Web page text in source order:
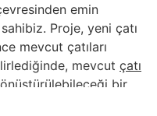
emin
Proje, yeni çatı
mevcut çatıları
mevcut çatı
bir